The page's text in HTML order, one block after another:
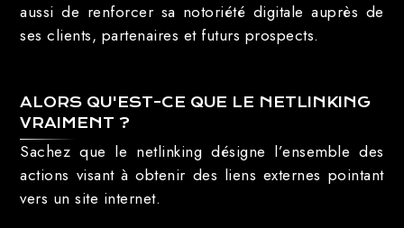
aussi de renforcer sa notoriété digitale auprès de
ses clients, partenaires et futurs prospects.
ALORS QU'EST-CE QUE LE NETLINKING
VRAIMENT ?
Sachez que le netlinking désigne l’ensemble des
actions visant à obtenir des liens externes pointant
vers un site internet.